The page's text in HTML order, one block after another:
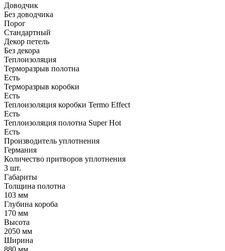
Доводчик
Без доводчика
Порог
Стандартный
Декор петель
Без декора
Теплоизоляция
Терморазрыв полотна
Есть
Терморазрыв коробки
Есть
Теплоизоляция коробки Termo Effect
Есть
Теплоизоляция полотна Super Нot
Есть
Производитель уплотнения
Германия
Количество притворов уплотнения
3 шт.
Габариты
Толщина полотна
103 мм
Глубина короба
170 мм
Высота
2050 мм
Ширина
880 мм